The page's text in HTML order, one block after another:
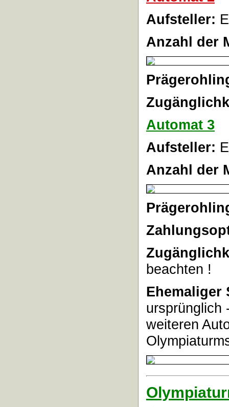
Aufsteller:
Anzahl der
Automat 3
Aufsteller:
Anzahl der
beachten !
Ehemaliger
ursprünglich
weiteren